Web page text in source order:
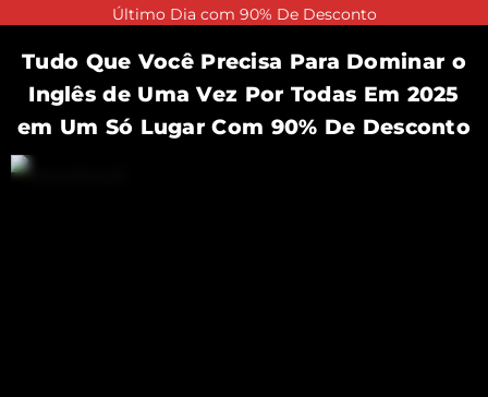
Último Dia com 90% De Desconto
Tudo Que Você Precisa Para Dominar o
Inglês de Uma Vez Por Todas Em 2025
em Um Só Lugar Com 90% De Desconto